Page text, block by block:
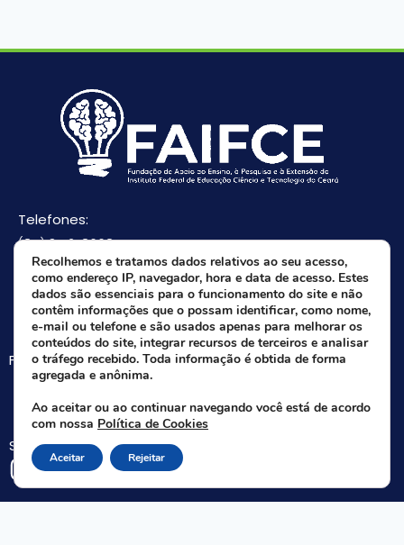
Telefones:
(85) 3512-8668
(85) 9 8165-0582(Whatsapp)
E-mail:
faifce@faifce.ifce.edu.br
Fale agora com nossa equipe:
Whatsapp da FAIFCE
Siga-nos nas redes sociais:
Recolhemos e tratamos dados relativos ao seu acesso,
como endereço IP, navegador, hora e data de acesso. Estes
dados são essenciais para o funcionamento do site e não
contêm informações que o possam identificar, como nome,
e-mail ou telefone e são usados apenas para melhorar os
conteúdos do site, integrar recursos de terceiros e analisar
o tráfego recebido. Toda informação é obtida de forma
agregada e anônima.
Ao aceitar ou ao continuar navegando você está de acordo
com nossa Política de Cookies
Aceitar Rejeitar